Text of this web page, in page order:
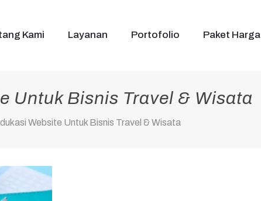
Kami Layanan Portofolio Paket Harga
Untuk Bisnis Travel & Wisata
Website Untuk Bisnis Travel & Wisata